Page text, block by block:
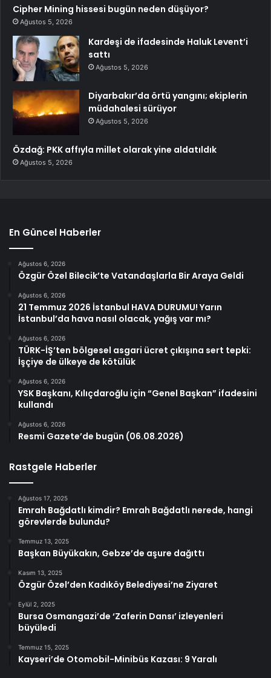
Cipher Mining hissesi bugün neden düşüyor?
Ağustos 5, 2026
Kardeşi de ifadesinde Haluk Levent’i
sattı
Ağustos 5, 2026
Diyarbakır’da örtü yangını; ekiplerin
müdahalesi sürüyor
Ağustos 5, 2026
Özdağ: PKK affıyla millet olarak yine aldatıldık
Ağustos 5, 2026
En Güncel Haberler
Ağustos 6, 2026
Özgür Özel Bilecik’te Vatandaşlarla Bir Araya Geldi
Ağustos 6, 2026
21 Temmuz 2026 İstanbul HAVA DURUMU! Yarın
İstanbul’da hava nasıl olacak, yağış var mı?
Ağustos 6, 2026
TÜRK-İŞ’ten bölgesel asgari ücret çıkışına sert tepki:
İşçiye de ülkeye de kötülük
Ağustos 6, 2026
YSK Başkanı, Kılıçdaroğlu için “Genel Başkan” ifadesini
kullandı
Ağustos 6, 2026
Resmi Gazete’de bugün (06.08.2026)
Rastgele Haberler
Ağustos 17, 2025
Emrah Bağdatlı kimdir? Emrah Bağdatlı nerede, hangi
görevlerde bulundu?
Temmuz 13, 2025
Başkan Büyükakın, Gebze’de aşure dağıttı
Kasım 13, 2025
Özgür Özel’den Kadıköy Belediyesi’ne Ziyaret
Eylül 2, 2025
Bursa Osmangazi’de ‘Zaferin Dansı’ izleyenleri
büyüledi
Temmuz 15, 2025
Kayseri’de Otomobil-Minibüs Kazası: 9 Yaralı